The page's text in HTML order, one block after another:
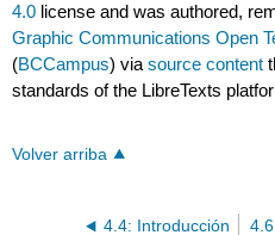
4.0 license and was authored,
Graphic Communications Open
(BCCampus) viasource content
standards of the LibreTexts
Volver arriba
4.4: Introducción